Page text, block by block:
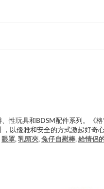
、性玩具和BDSM配件系列。
以優雅和安全的方式激起好
眼罩,乳頭夾,兔仔自慰棒,給情侶